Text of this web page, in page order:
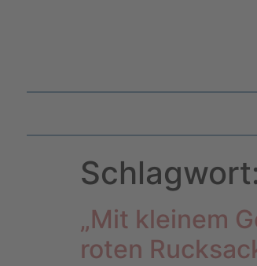
„Mit kleinem
roten